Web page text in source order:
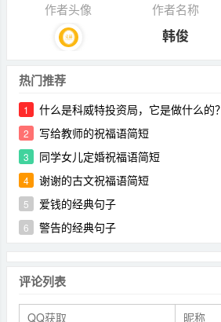
作者头像 作者名称
韩俊
热门推荐
1 什么是科威特投资局，它是做什么的？
2 写给教师的祝福语简短
3 同学女儿定婚祝福语简短
4 谢谢的古文祝福语简短
5 爱钱的经典句子
6 警告的经典句子
评论列表